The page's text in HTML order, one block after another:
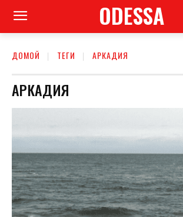
ODESSA
ДОМОЙ ТЕГИ АРКАДИЯ
АРКАДИЯ